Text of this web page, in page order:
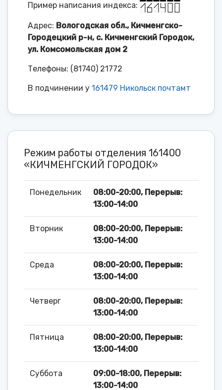
Пример написания индекса:
Адрес: Вологодская обл., Кичменгско-
Городецкий р-н, с. Кичменгский Городок,
ул. Комсомольская дом 2
Телефоны: (81740) 21772
В подчинении у 161479 Никольск почтамт
Режим работы отделения 161400
«КИЧМЕНГСКИЙ ГОРОДОК»
Понедельник
08:00-20:00, Перерыв:
13:00-14:00
Вторник
08:00-20:00, Перерыв:
13:00-14:00
Среда
08:00-20:00, Перерыв:
13:00-14:00
Четверг
08:00-20:00, Перерыв:
13:00-14:00
Пятница
08:00-20:00, Перерыв:
13:00-14:00
Суббота
09:00-18:00, Перерыв:
13:00-14:00